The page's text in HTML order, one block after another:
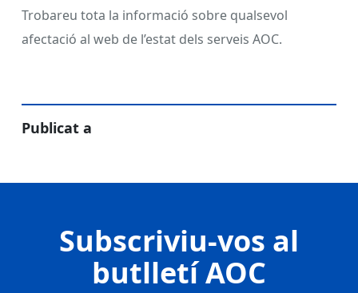
Trobareu tota la informació sobre qualsevol
afectació al web de l’estat dels serveis AOC.
Publicat a
Subscriviu-vos al
butlletí AOC